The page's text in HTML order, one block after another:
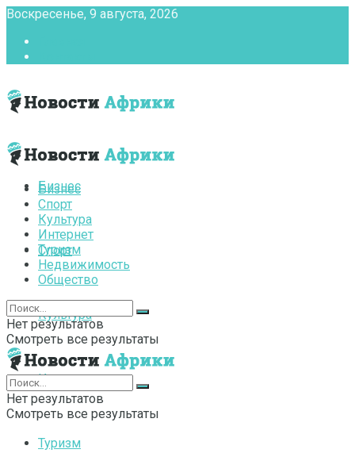
Воскресенье, 9 августа, 2026
Бизнес
Спорт
Культура
Интернет
Туризм
Бизнес
Спорт
Культура
Интернет
Туризм
Недвижимость
Общество
Нет результатов
Смотреть все результаты
Нет результатов
Смотреть все результаты